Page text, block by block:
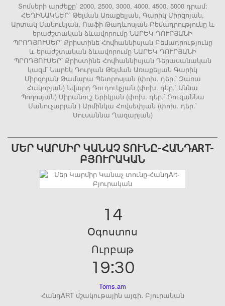
Տոմսերի արժեքը` 2000, 2500, 3000, 4000, 4500, 5000 դրամ:
ՀԵՂԻՆԱԿՆԵՐ՝ Թելման Առաքելյան, Գարիկ Միրզոյան,
Արտակ Մանուկյան, Ռաֆի Թադևոսյան Բեմադրությունը և
երաժշտական ձևավորումը ՆԱՐԵԿ ԴՈՒՐՅԱՆԻ
ՊՐՈԴՅՈՒՍԵՐ՝ Քրիստինե Հովհաննիսյան Բեմադրությունը
և երաժշտական ձևավորումը ՆԱՐԵԿ ԴՈՒՐՅԱՆԻ
ՊՐՈԴՅՈՒՍԵՐ՝ Քրիստինե Հովհաննիսյան Դերասանական
կազմ՝ Նարեկ Դուրյան Թելման Առաքելյան Գարիկ
Միրզոյան Թամարա Պետրոսյան (փոխ. դեր.՝ Զառա
Հակոբյան) Նվարդ Դուդուկչյան (փոխ. դեր.՝ Աննա
Պողոսյան) Սիրանուշ Երիկյան (փոխ. դեր.՝ Ռուզաննա
Մանուչարյան ) Արմինկա Հովսեփյան (փոխ. դեր.՝
Սուսաննա Ղազարյան)
ՄԵՐ ԿԱՐՄԻՐ ԿԱՆԱՉ ՏՈՒՆԸ-ՀԱՆԴART-
ԲՅՈՒՐԱԿԱՆ
14
Օգոստոս
Ուրբաթ
19:30
Toms.am
ՀանդART մշակութային այգի․ Բյուրական